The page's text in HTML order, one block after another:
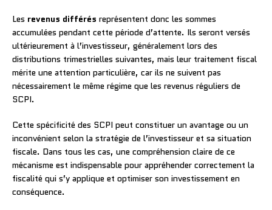
Les revenus différés représentent donc les sommes
accumulées pendant cette période d’attente. Ils seront versés
ultérieurement à l’investisseur, généralement lors des
distributions trimestrielles suivantes, mais leur traitement fiscal
mérite une attention particulière, car ils ne suivent pas
nécessairement le même régime que les revenus réguliers de
SCPI.
Cette spécificité des SCPI peut constituer un avantage ou un
inconvénient selon la stratégie de l’investisseur et sa situation
fiscale. Dans tous les cas, une compréhension claire de ce
mécanisme est indispensable pour appréhender correctement la
fiscalité qui s’y applique et optimiser son investissement en
conséquence.